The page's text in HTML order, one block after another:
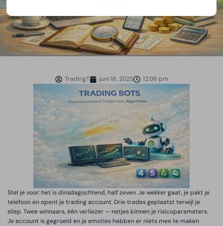
TradingT juni 16, 2025 12:06 pm
Stel je voor: het is dinsdagochtend, half zeven. Je wekker gaat, je pakt je
telefoon en opent je trading account. Drie trades geplaatst terwijl je
sliep. Twee winnaars, één verliezer — netjes binnen je risicoparameters.
Je account is gegroeid en je emoties hebben er niets mee te maken